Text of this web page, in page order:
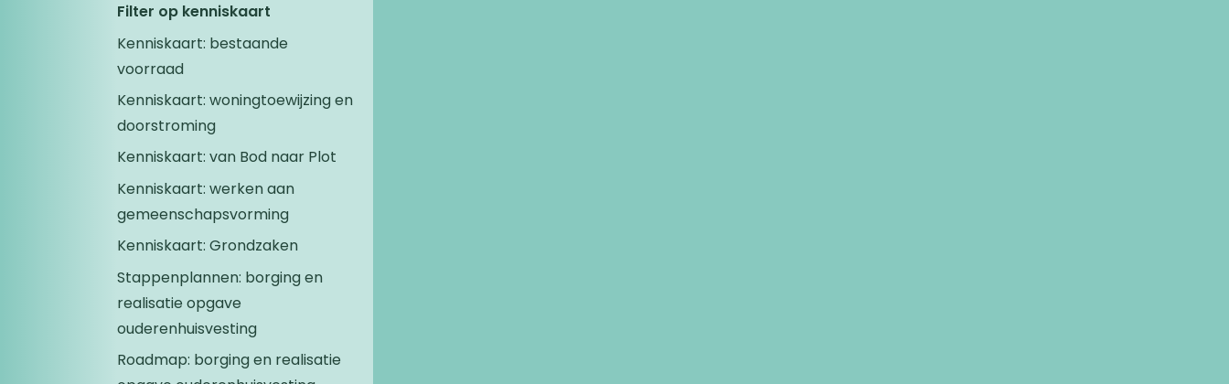
Filter op kenniskaart
Kenniskaart: bestaande
voorraad
Kenniskaart: woningtoewijzing en
doorstroming
Kenniskaart: van Bod naar Plot
Kenniskaart: werken aan
gemeenschaps­vorming
Kenniskaart: Grondzaken
Stappenplannen: borging en
realisatie opgave
ouderenhuisvesting
Roadmap: borging en realisatie